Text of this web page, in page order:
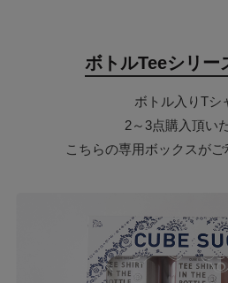
ボトルTeeシリー
ボトル入りTシ
2～3点購入頂い
こちらの専用ボックスが